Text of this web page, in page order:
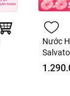
Nước
Hàng